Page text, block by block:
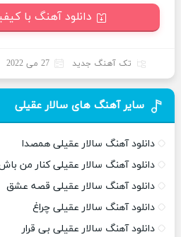
دانلود آهنگ با
تک آهنگ جدید 27 می 2022
سایر آهنگ های سالار عقیلی
دانلود آهنگ سالار عقیلی همصدا
دانلود آهنگ سالار عقیلی کنار من
دانلود آهنگ سالار عقیلی قصه عشق
دانلود آهنگ سالار عقیلی چراغ
دانلود آهنگ سالار عقیلی بی قرار